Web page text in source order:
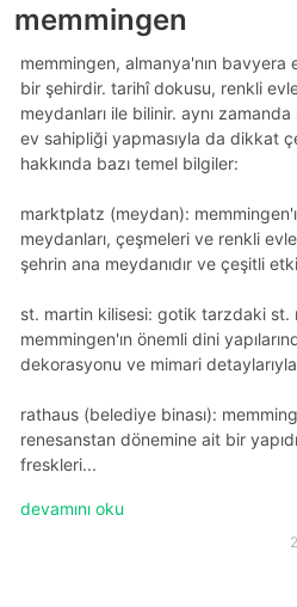
memmingen
memmingen, almanya'nın bavyera
bir şehirdir. tarihî dokusu, renkli
meydanları ile bilinir. aynı
ev sahipliği yapmasıyla da dikkat
hakkında bazı temel bilgiler:
marktplatz (meydan):
meydanları, çeşmeleri ve renkli
şehrin ana meydanıdır ve çeşitli
st. martin kilisesi: gotik tarzdaki st.
memmingen'ın önemli dini
dekorasyonu ve mimari
rathaus (belediye binası):
renesanstan dönemine ait bir
freskleri...
devamını oku